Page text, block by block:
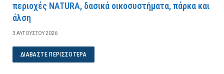
περιοχές NATURA, δασικά οικοσυστήματα, πάρκα και
άλση
3 ΑΥΓΟΎΣΤΟΥ 2026
ΔΙΑΒΆΣΤΕ ΠΕΡΙΣΣΌΤΕΡΑ